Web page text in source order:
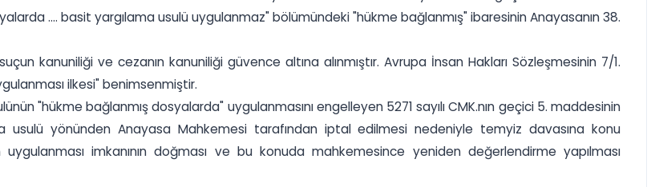
.... basit yargılama usulü uygulanmaz" bölümündeki "hükme bağlanmış" ibaresinin Anayasanın 38.
kanuniliği ve cezanın kanuniliği güvence altına alınmıştır. Avrupa İnsan Hakları Sözleşmesinin 7/1.
ilkesi" benimsenmiştir.
"hükme bağlanmış dosyalarda" uygulanmasını engelleyen 5271 sayılı CMK.nın geçici 5. maddesinin
usulü yönünden Anayasa Mahkemesi tarafından iptal edilmesi nedeniyle temyiz davasına konu
imkanının doğması ve bu konuda mahkemesince yeniden değerlendirme yapılması